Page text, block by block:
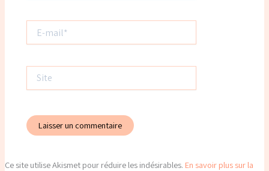
mail*
Ce site utilise Akismet pour réduire les indésirables. En savoir plus sur la